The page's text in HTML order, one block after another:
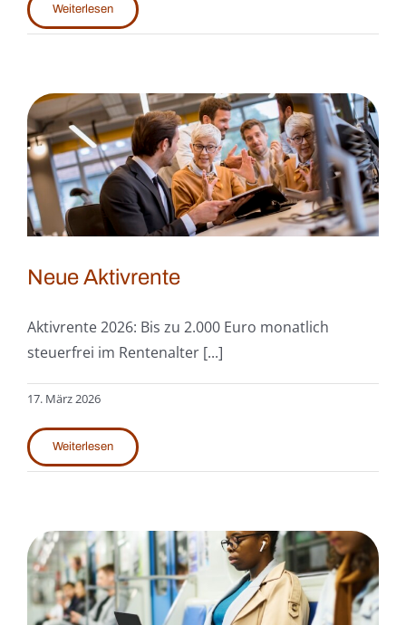
Weiterlesen
Neue Aktivrente
Aktivrente 2026: Bis zu 2.000 Euro monatlich
steuerfrei im Rentenalter [...]
17. März 2026
Weiterlesen